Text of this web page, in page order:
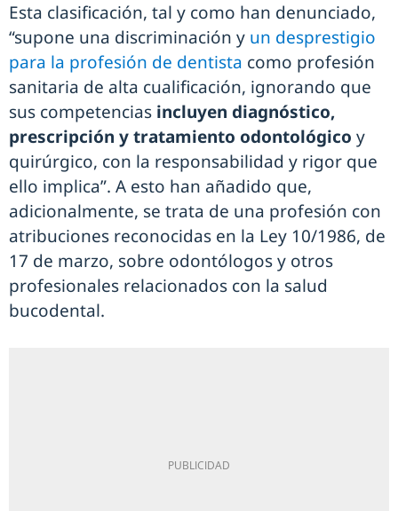
Esta clasificación, tal y como han denunciado,
“supone una discriminación y un desprestigio
para la profesión de dentista como profesión
sanitaria de alta cualificación, ignorando que
sus competencias incluyen diagnóstico,
prescripción y tratamiento odontológico y
quirúrgico, con la responsabilidad y rigor que
ello implica”. A esto han añadido que,
adicionalmente, se trata de una profesión con
atribuciones reconocidas en la Ley 10/1986, de
17 de marzo, sobre odontólogos y otros
profesionales relacionados con la salud
bucodental.